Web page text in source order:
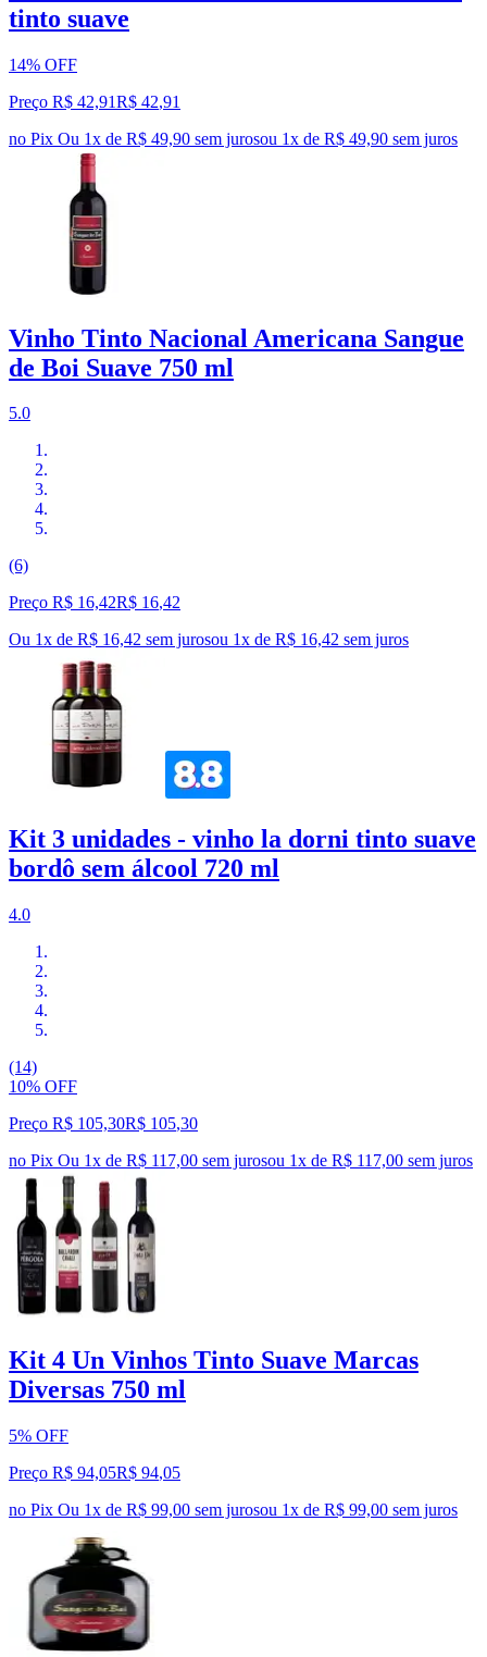
tinto suave
14% OFF
Preço R$ 42,91R$ 42,91
no Pix Ou 1x de R$ 49,90 sem jurosou 1x de R$ 49,90 sem juros
Vinho Tinto Nacional Americana Sangue
de Boi Suave 750 ml
5.0
(6)
Preço R$ 16,42R$ 16,42
Ou 1x de R$ 16,42 sem jurosou 1x de R$ 16,42 sem juros
Kit 3 unidades - vinho la dorni tinto suave
bordô sem álcool 720 ml
4.0
(14)
10% OFF
Preço R$ 105,30R$ 105,30
no Pix Ou 1x de R$ 117,00 sem jurosou 1x de R$ 117,00 sem juros
Kit 4 Un Vinhos Tinto Suave Marcas
Diversas 750 ml
5% OFF
Preço R$ 94,05R$ 94,05
no Pix Ou 1x de R$ 99,00 sem jurosou 1x de R$ 99,00 sem juros